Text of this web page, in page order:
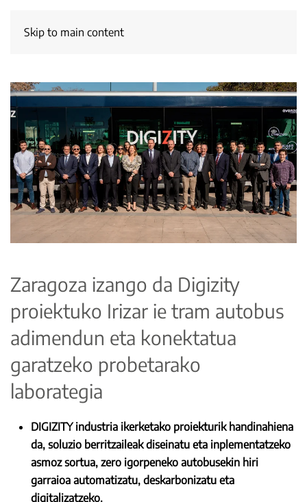
Skip to main content
Zaragoza izango da Digizity
proiektuko Irizar ie tram autobus
adimendun eta konektatua
garatzeko probetarako
laborategia
DIGIZITY industria ikerketako proiekturik handinahiena
da, soluzio berritzaileak diseinatu eta inplementatzeko
asmoz sortua, zero igorpeneko autobusekin hiri
garraioa automatizatu, deskarbonizatu eta
digitalizatzeko.